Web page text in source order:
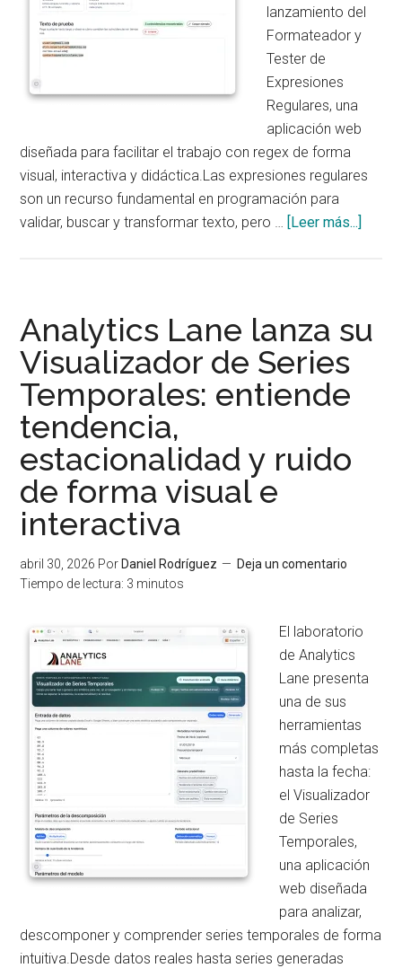
lanzamiento del
Formateador y
Tester de
Expresiones
Regulares, una
aplicación web
diseñada para facilitar el trabajo con regex de forma
visual, interactiva y didáctica.Las expresiones regulares
son un recurso fundamental en programación para
validar, buscar y transformar texto, pero … [Leer más...]
un
Analytics Lane lanza su
Visualizador de Series
Temporales: entiende
tendencia,
estacionalidad y ruido
de forma visual e
interactiva
abril 30, 2026 Por Daniel Rodríguez
Deja un comentario
Tiempo de lectura: 3 minutos
El laboratorio
de Analytics
Lane presenta
una de sus
herramientas
más completas
hasta la fecha:
el Visualizador
de Series
Temporales,
una aplicación
web diseñada
para analizar,
descomponer y comprender series temporales de forma
intuitiva.Desde datos reales hasta series generadas